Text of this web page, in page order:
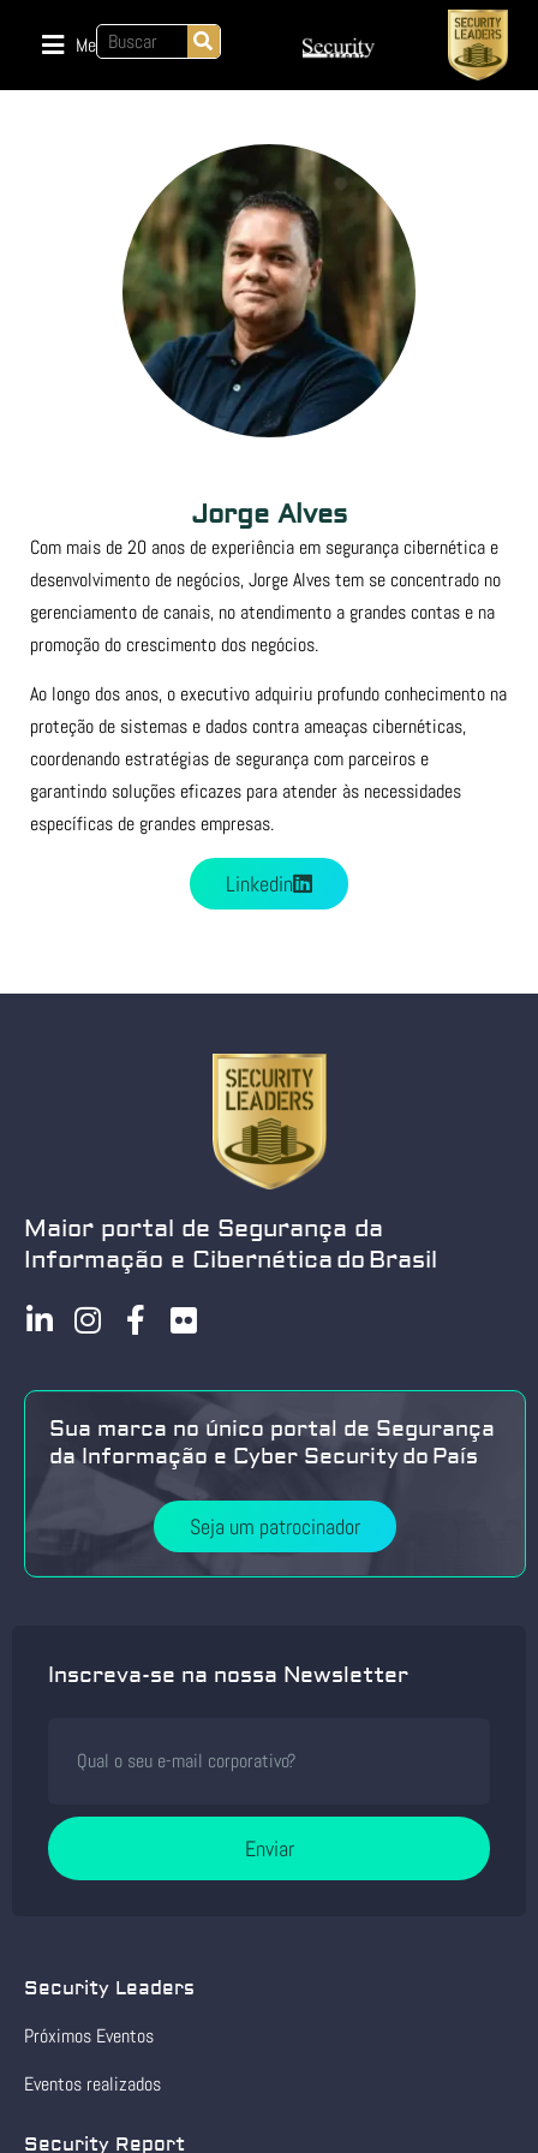
Menu
Jorge Alves
Com mais de 20 anos de experiência em segurança cibernética e
desenvolvimento de negócios, Jorge Alves tem se concentrado no
gerenciamento de canais, no atendimento a grandes contas e na
promoção do crescimento dos negócios.
Ao longo dos anos, o executivo adquiriu profundo conhecimento na
proteção de sistemas e dados contra ameaças cibernéticas,
coordenando estratégias de segurança com parceiros e
garantindo soluções eficazes para atender às necessidades
específicas de grandes empresas.
Linkedin
Maior portal de Segurança da
Informação e Cibernética do Brasil
Sua marca no único portal de Segurança
da Informação e Cyber Security do País
Seja um patrocinador
Inscreva-se na nossa Newsletter
Enviar
Security Leaders
Próximos Eventos
Eventos realizados
Security Report